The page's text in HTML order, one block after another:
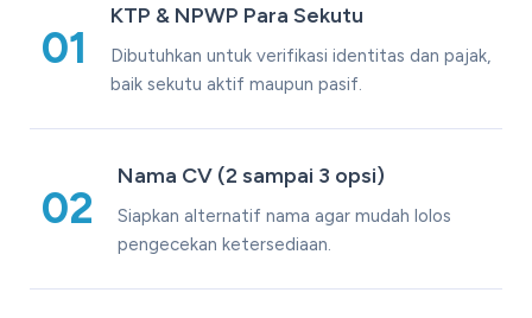
01
KTP & NPWP Para Sekutu
Dibutuhkan untuk verifikasi identitas dan pajak,
baik sekutu aktif maupun pasif.
02
Nama CV (2 sampai 3 opsi)
Siapkan alternatif nama agar mudah lolos
pengecekan ketersediaan.